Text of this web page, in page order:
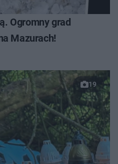
Ogromny grad
Mazurach!
19